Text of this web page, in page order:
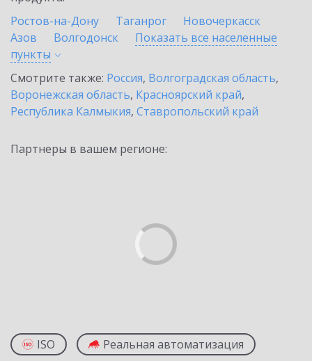
Ростов-на-Дону
Таганрог
Новочеркасск
Азов
Волгодонск
Показать все населенные
пункты
Смотрите также: Россия, Волгоградская область,
Воронежская область, Красноярский край,
Республика Калмыкия, Ставропольский край
Партнеры в вашем регионе:
ISO Реальная автоматизация